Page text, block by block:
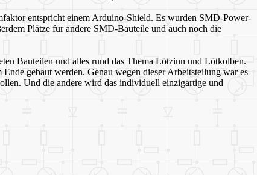
entspricht einem Arduino-Shield. Es wurden SMD-Power-
Plätze für andere SMD-Bauteile und auch noch die
Bauteilen und alles rund das Thema Lötzinn und Lötkolben.
gebaut werden. Genau wegen dieser Arbeitsteilung war es
Und die andere wird das individuell einzigartige und